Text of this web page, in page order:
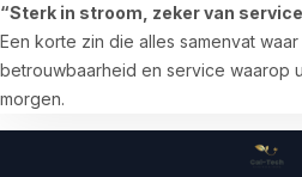
“Sterk in stroom, zeker van
Een korte zin die alles samenvat
betrouwbaarheid en service waarop
morgen.